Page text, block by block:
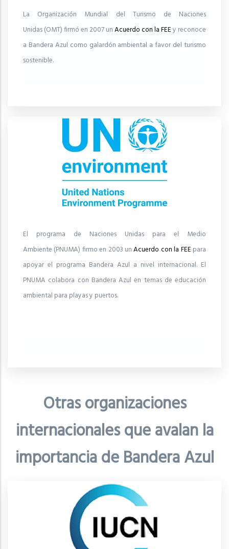
La Organización Mundial del Turismo de Naciones
Unidas (OMT) firmó en 2007 unAcuerdo con la FEEy reconoce
a Bandera Azul como galardón ambiental a favor del turismo
sostenible.
El programa de Naciones Unidas para el Medio
Ambiente (PNUMA) firmo en 2003 unAcuerdo con la FEE para
apoyar el programa Bandera Azul a nivel internacional. El
PNUMA colabora con Bandera Azul en temas de educación
ambiental para playas y puertos.
Otras organizaciones
internacionales que avalan la
importancia de Bandera Azul